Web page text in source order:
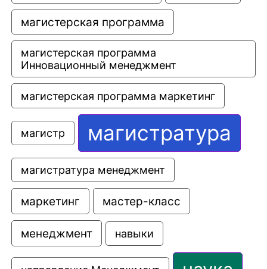
магистерская программа
магистерская программа
Инновационный менеджмент
магистерская программа маркетинг
магистр магистратура
магистратура менеджмент
маркетинг мастер-класс
менеджмент навыки